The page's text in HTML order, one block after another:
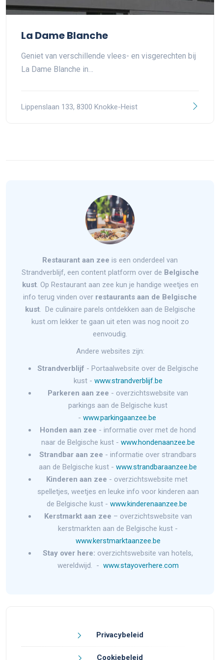
La Dame Blanche
Geniet van verschillende vlees- en visgerechten bij
La Dame Blanche in…
Lippenslaan 133, 8300 Knokke-Heist
Restaurant aan zee is een onderdeel van
Strandverblijf, een content platform over de Belgische
kust. Op Restaurant aan zee kun je handige weetjes en
info terug vinden over restaurants aan de Belgische
kust. De culinaire parels ontdekken aan de Belgische
kust om lekker te gaan uit eten was nog nooit zo
eenvoudig.
Andere websites zijn:
Strandverblijf - Portaalwebsite over de Belgische
kust - www.strandverblijf.be
Parkeren aan zee - overzichtswebsite van
parkings aan de Belgische kust
- www.parkingaanzee.be
Honden aan zee - informatie over met de hond
naar de Belgische kust - www.hondenaanzee.be
Strandbar aan zee - informatie over strandbars
aan de Belgische kust - www.strandbaraanzee.be
Kinderen aan zee - overzichtswebsite met
spelletjes, weetjes en leuke info voor kinderen aan
de Belgische kust - www.kinderenaanzee.be
Kerstmarkt aan zee – overzichtswebsite van
kerstmarkten aan de Belgische kust -
www.kerstmarktaanzee.be
Stay over here: overzichtswebsite van hotels,
wereldwijd. - www.stayoverhere.com
Privacybeleid
Cookiebeleid